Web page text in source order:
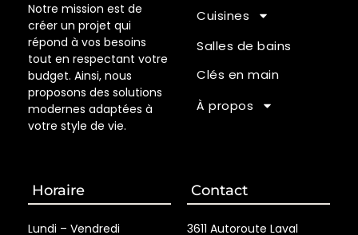
Notre mission est de
créer un projet qui
répond à vos besoins
tout en respectant votre
budget. Ainsi, nous
proposons des solutions
modernes adaptées à
votre style de vie.
Cuisines
Salles de bains
Clés en main
À propos
Horaire
Lundi – Vendredi
Contact
3611 Autoroute Laval